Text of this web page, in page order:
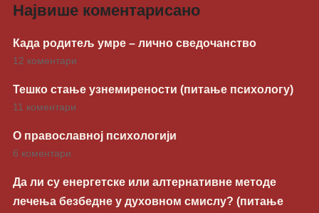
Највише коментарисано
Када родитељ умре – лично сведочанство
12 коментари
Тешко стање узнемирености (питање психологу)
11 коментари
О православној психологији
6 коментари
Да ли су енергетске или алтернативне методе
лечења безбедне у духовном смислу? (питање